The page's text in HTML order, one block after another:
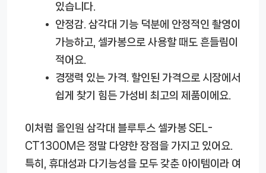
있습니다.
안정감. 삼각대 기능 덕분에 안정적인 촬영이
가능하고, 셀카봉으로 사용할 때도 흔들림이
적어요.
경쟁력 있는 가격. 할인된 가격으로 시장에서
쉽게 찾기 힘든 가성비 최고의 제품이에요.
이처럼 올인원 삼각대 블루투스 셀카봉 SEL-
CT1300M은 정말 다양한 장점을 가지고 있어요.
특히, 휴대성과 다기능성을 모두 갖춘 아이템이라 여